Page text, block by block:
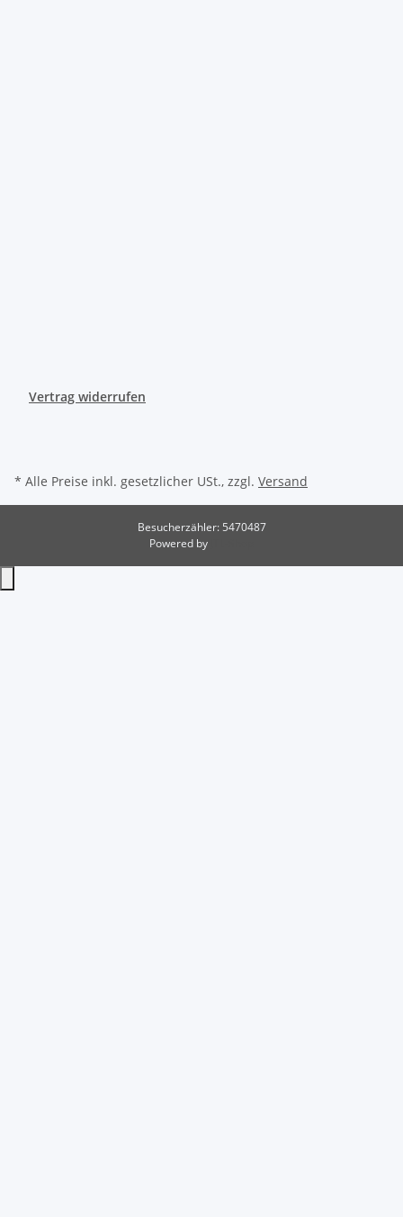
Vertrag widerrufen
* Alle Preise inkl. gesetzlicher USt., zzgl. Versand
Besucherzähler: 5470487
Powered by